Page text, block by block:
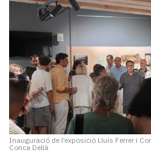
Inauguració de l’exposició Lluís Ferrer i
Conca Dellà